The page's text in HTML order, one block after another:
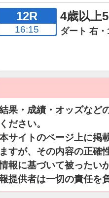
12R
16:15
4歳以上
ダート 右
果・成績・オッズなど
ください。
サイトのページ上に掲
ますが、その内容の正確
報に基づいて被ったい
提供者は一切の責任を